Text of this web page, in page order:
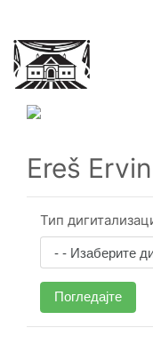
Ereš Ervin
Тип
Погледајте